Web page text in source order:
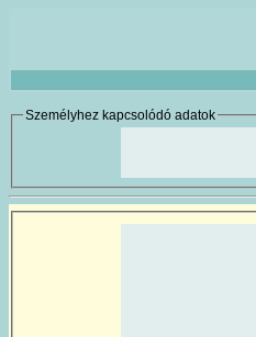
Személyhez kapcsolódó adatok